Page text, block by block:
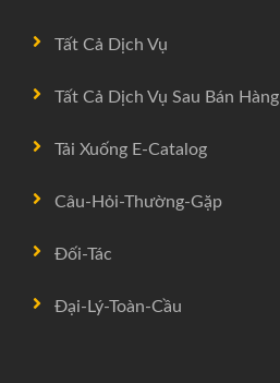
Tất Cả Dịch Vụ
Tất Cả Dịch Vụ Sau Bán Hàng
Tải Xuống E-Catalog
Câu-Hỏi-Thường-Gặp
Đối-Tác
Đại-Lý-Toàn-Cầu